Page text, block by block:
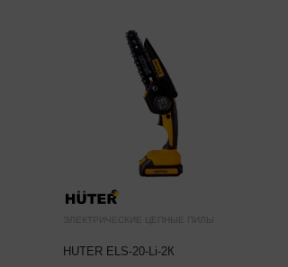
ЭЛЕКТРИЧЕСКИЕ ЦЕПНЫЕ ПИЛЫ
HUTER ELS-20-Li-2К